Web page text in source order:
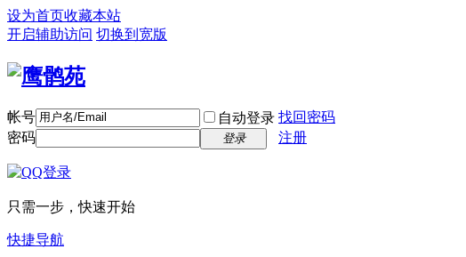
设为首页收藏本站
开启辅助访问 切换到宽版
帐号 自动登录 找回密码
密码
登录 注册
只需一步，快速开始
快捷导航